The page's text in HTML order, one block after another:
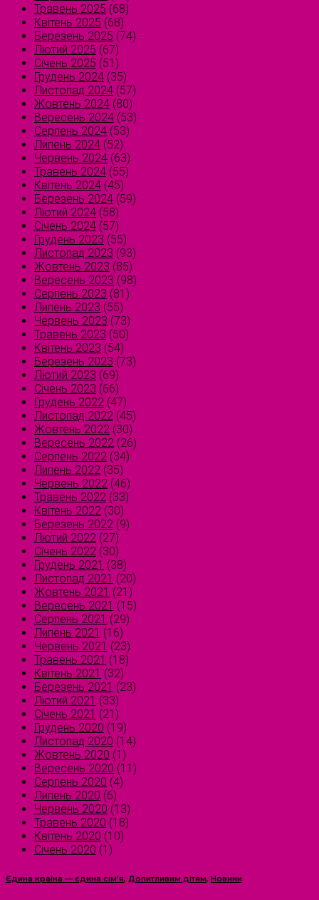
Травень 2025 (68)
Квітень 2025 (68)
Березень 2025 (74)
Лютий 2025 (67)
Січень 2025 (51)
Грудень 2024 (35)
Листопад 2024 (57)
Жовтень 2024 (80)
Вересень 2024 (53)
Серпень 2024 (53)
Липень 2024 (52)
Червень 2024 (63)
Травень 2024 (55)
Квітень 2024 (45)
Березень 2024 (59)
Лютий 2024 (58)
Січень 2024 (57)
Грудень 2023 (55)
Листопад 2023 (93)
Жовтень 2023 (85)
Вересень 2023 (98)
Серпень 2023 (81)
Липень 2023 (55)
Червень 2023 (73)
Травень 2023 (50)
Квітень 2023 (54)
Березень 2023 (73)
Лютий 2023 (69)
Січень 2023 (66)
Грудень 2022 (47)
Листопад 2022 (45)
Жовтень 2022 (30)
Вересень 2022 (26)
Серпень 2022 (34)
Липень 2022 (35)
Червень 2022 (46)
Травень 2022 (33)
Квітень 2022 (30)
Березень 2022 (9)
Лютий 2022 (27)
Січень 2022 (30)
Грудень 2021 (38)
Листопад 2021 (20)
Жовтень 2021 (21)
Вересень 2021 (15)
Серпень 2021 (29)
Липень 2021 (16)
Червень 2021 (23)
Травень 2021 (18)
Квітень 2021 (32)
Березень 2021 (23)
Лютий 2021 (33)
Січень 2021 (21)
Грудень 2020 (19)
Листопад 2020 (14)
Жовтень 2020 (1)
Вересень 2020 (11)
Серпень 2020 (4)
Липень 2020 (6)
Червень 2020 (13)
Травень 2020 (18)
Квітень 2020 (10)
Січень 2020 (1)
Єдина країна — єдина сім’я, Допитливим дітям, Новини